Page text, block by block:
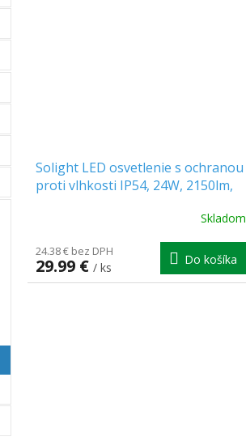
Solight LED osvetlenie s ochranou
proti vlhkosti IP54, 24W, 2150lm,
Skladom
24.38 € bez DPH
29.99 € / ks
Do košíka